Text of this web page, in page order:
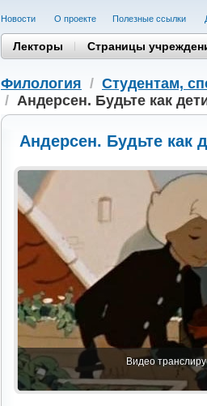
Новости О проекте Полезные cсылки
Лекторы Страницы
Филология / Студентам,
/ Андерсен. Будьте как
Андерсен. Будьте как
Видео